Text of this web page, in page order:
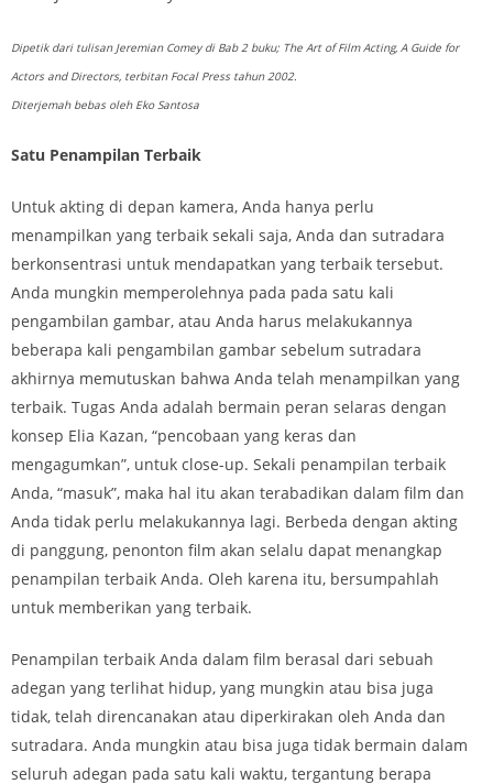
Dipetik dari tulisan Jeremian Comey di Bab 2 buku; The Art of Film Acting, A Guide for
Actors and Directors, terbitan Focal Press tahun 2002.
Diterjemah bebas oleh Eko Santosa
Satu Penampilan Terbaik
Untuk akting di depan kamera, Anda hanya perlu
menampilkan yang terbaik sekali saja, Anda dan sutradara
berkonsentrasi untuk mendapatkan yang terbaik tersebut.
Anda mungkin memperolehnya pada pada satu kali
pengambilan gambar, atau Anda harus melakukannya
beberapa kali pengambilan gambar sebelum sutradara
akhirnya memutuskan bahwa Anda telah menampilkan yang
terbaik. Tugas Anda adalah bermain peran selaras dengan
konsep Elia Kazan, “pencobaan yang keras dan
mengagumkan”, untuk close-up. Sekali penampilan terbaik
Anda, “masuk”, maka hal itu akan terabadikan dalam film dan
Anda tidak perlu melakukannya lagi. Berbeda dengan akting
di panggung, penonton film akan selalu dapat menangkap
penampilan terbaik Anda. Oleh karena itu, bersumpahlah
untuk memberikan yang terbaik.
Penampilan terbaik Anda dalam film berasal dari sebuah
adegan yang terlihat hidup, yang mungkin atau bisa juga
tidak, telah direncanakan atau diperkirakan oleh Anda dan
sutradara. Anda mungkin atau bisa juga tidak bermain dalam
seluruh adegan pada satu kali waktu, tergantung berapa